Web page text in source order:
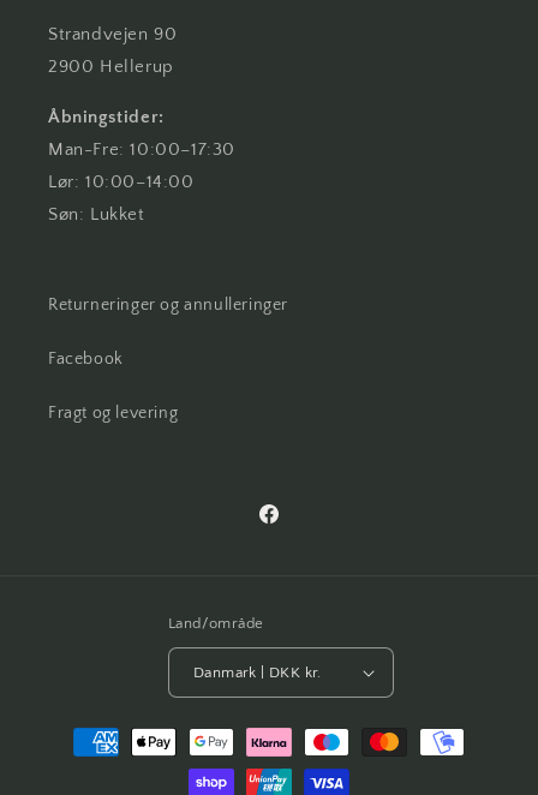
Strandvejen 90
2900 Hellerup
Åbningstider:
Man-Fre: 10:00–17:30
Lør: 10:00–14:00
Søn: Lukket
Returneringer og annulleringer
Facebook
Fragt og levering
Facebook
Land/område
Danmark | DKK kr.
Betalingsmetoder